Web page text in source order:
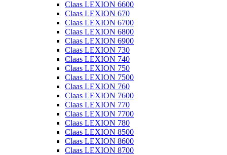
Claas LEXION 6600
Claas LEXION 670
Claas LEXION 6700
Claas LEXION 6800
Claas LEXION 6900
Claas LEXION 730
Claas LEXION 740
Claas LEXION 750
Claas LEXION 7500
Claas LEXION 760
Claas LEXION 7600
Claas LEXION 770
Claas LEXION 7700
Claas LEXION 780
Claas LEXION 8500
Claas LEXION 8600
Claas LEXION 8700